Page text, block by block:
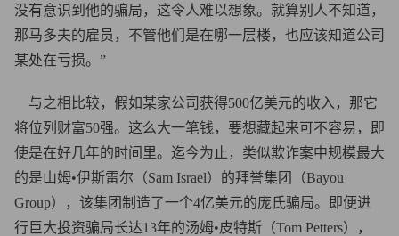
没有意识到他的骗局，这令人难以想象。就算别人不知道，
那马多夫的雇员，不管他们是在哪一层楼，也应该知道公司
某处在亏损。”
与之相比较，假如某家公司获得500亿美元的收入，那它
将位列财富50强。这么大一笔钱，要想藏起来可不容易，即
使是在好几年的时间里。迄今为止，类似欺诈案中规模最大
的是山姆•伊斯雷尔（Sam Israel）的拜誉集团（Bayou
Group），该集团制造了一个4亿美元的庞氏骗局。即便进
行巨大投资骗局长达13年的汤姆•皮特斯（Tom Petters），